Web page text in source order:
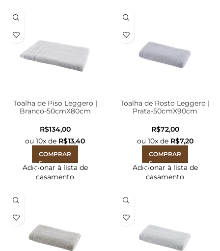
Toalha de Piso Leggero |
Branco-50cmX80cm
R$
ou 10x de R$13,40
COMPRAR
Adicionar à lista de
casamento
Toalha de Rosto Leggero |
Prata-50cmX90cm
R$
ou 10x de R$7,20
COMPRAR
Adicionar à lista de
casamento